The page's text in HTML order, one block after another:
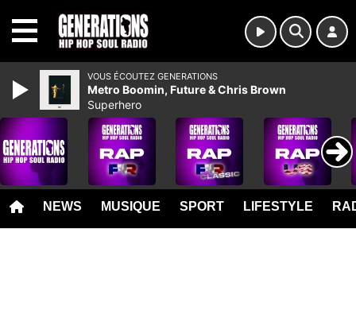
NEWS MUSIQUE SPORT LIFESTYLE
VOUS ÉCOUTEZ GENERATIONS
Metro Boomin, Future & Chris Brown
Superhero